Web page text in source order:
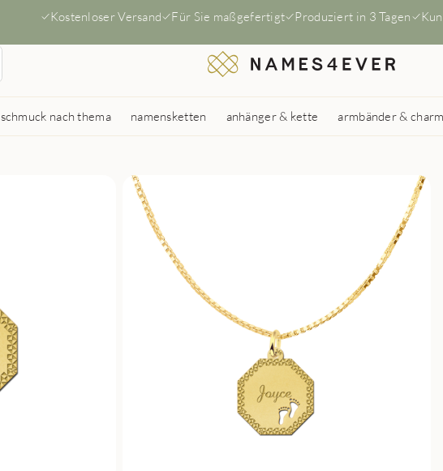
Kostenloser Versand Für Sie maßgefertigt Produziert in 3 Tagen
schmuck nach thema namensketten anhänger & kette armbänder &